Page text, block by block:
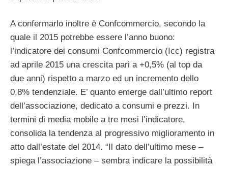
A confermarlo inoltre è Confcommercio, secondo la
quale il 2015 potrebbe essere l’anno buono:
l’indicatore dei consumi Confcommercio (Icc) registra
ad aprile 2015 una crescita pari a +0,5% (al top da
due anni) rispetto a marzo ed un incremento dello
0,8% tendenziale. E’ quanto emerge dall’ultimo report
dell’associazione, dedicato a consumi e prezzi. In
termini di media mobile a tre mesi l’indicatore,
consolida la tendenza al progressivo miglioramento in
atto dall’estate del 2014. “Il dato dell’ultimo mese –
spiega l’associazione – sembra indicare la possibilità